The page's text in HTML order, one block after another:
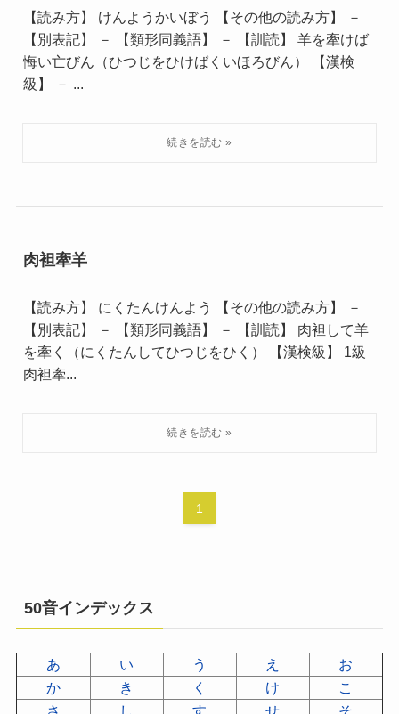
【読み方】 けんようかいぼう 【その他の読み方】 －
【別表記】 － 【類形同義語】 － 【訓読】 羊を牽けば
悔い亡びん（ひつじをひけばくいほろびん） 【漢検
級】 － ...
肉袒牽羊
【読み方】 にくたんけんよう 【その他の読み方】 －
【別表記】 － 【類形同義語】 － 【訓読】 肉袒して羊
を牽く（にくたんしてひつじをひく） 【漢検級】 1級
肉袒牽...
1
50音インデックス
あ い う え
お
か
き く け
こ
さ
し す せ
そ